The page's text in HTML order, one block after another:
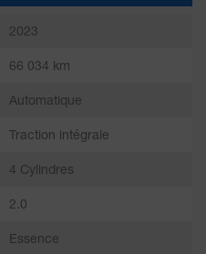
2023
66 034 km
Automatique
Traction intégrale
4 Cylindres
2.0
Essence